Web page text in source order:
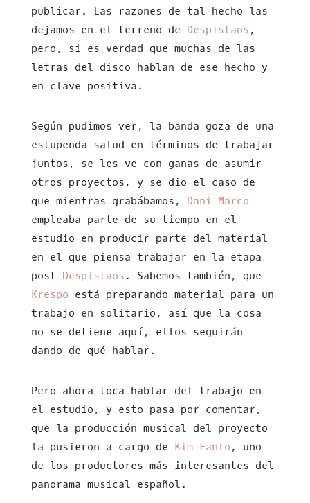
publicar. Las razones de tal hecho las
dejamos en el terreno de Despistaos ,
pero, si es verdad que muchas de las
letras del disco hablan de ese hecho y
en clave positiva.
Según pudimos ver, la banda goza de una
estupenda salud en términos de trabajar
juntos, se les ve con ganas de asumir
otros proyectos, y se dio el caso de
que mientras grabábamos, Dani Marco
empleaba parte de su tiempo en el
estudio en producir parte del material
en el que piensa trabajar en la etapa
post Despistaos . Sabemos también, que
Krespo está preparando material para un
trabajo en solitario, así que la cosa
no se detiene aquí, ellos seguirán
dando de qué hablar.
Pero ahora toca hablar del trabajo en
el estudio, y esto pasa por comentar,
que la producción musical del proyecto
la pusieron a cargo de Kim Fanlo , uno
de los productores más interesantes del
panorama musical español.